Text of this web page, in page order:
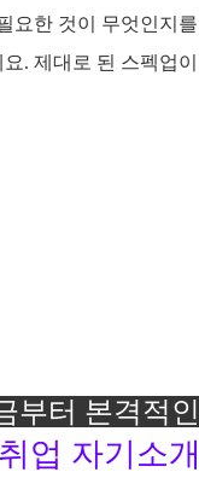
요한 것이 무엇인지
. 제대로 된 스펙업
부터 본격적
업 자기소